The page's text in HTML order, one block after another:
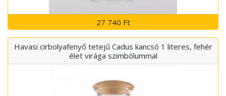
27 740 Ft
Havasi cirbolyafenyő tetejű Cadus kancsó 1 literes, fehér
élet virága szimbólummal